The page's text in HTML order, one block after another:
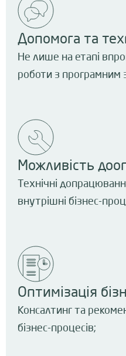
Допомога та
Не лише на етапі
роботи з програмним
Можливість
Технічні
внутрішні бізнес-
Оптимізація
Консалтинг та
бізнес-процесів​;